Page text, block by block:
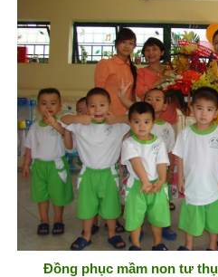
Đồng phục mầm non tư